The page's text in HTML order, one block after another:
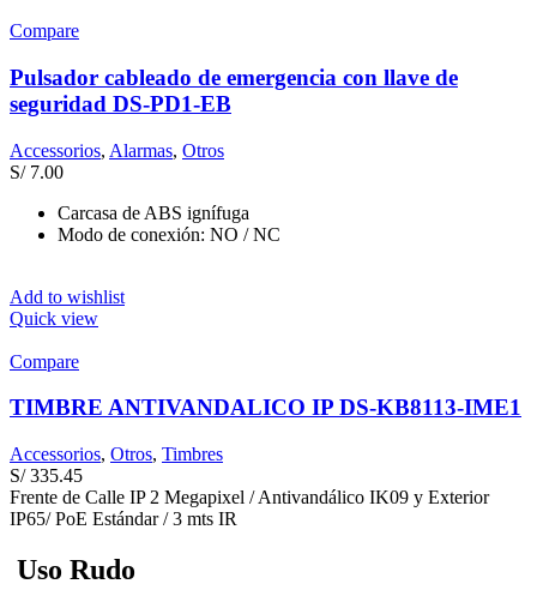
Compare
Pulsador cableado de emergencia con llave de
seguridad DS-PD1-EB
Accessorios, Alarmas, Otros
S/7.00
Carcasa de ABS ignífuga
Modo de conexión: NO / NC
Add to wishlist
Quick view
Compare
TIMBRE ANTIVANDALICO IP DS-KB8113-IME1
Accessorios, Otros, Timbres
S/335.45
Frente de Calle IP 2 Megapixel / Antivandálico IK09 y Exterior
IP65/ PoE Estándar / 3 mts IR
Uso Rudo